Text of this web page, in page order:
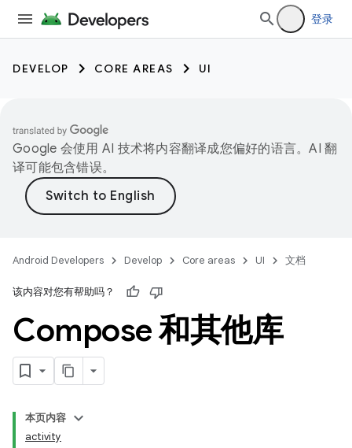
登录
DEVELOP CORE AREAS UI
Google 会使用 AI 技术将内容翻译成您偏好的语言。AI 翻
译可能包含错误。
Android Developers Develop Core areas UI 文档
该内容对您有帮助吗？
Compose 和其他库
本页内容
activity